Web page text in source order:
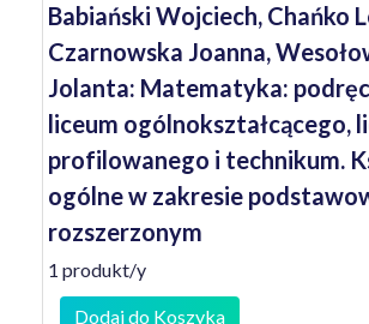
Babiański Wojciech, Chańko
Czarnowska Joanna,
Jolanta: Matematyka:
liceum ogólnokształcącego,
profilowanego i technikum.
ogólne w zakresie
rozszerzonym
1 produkt/y
Dodaj do Koszyka